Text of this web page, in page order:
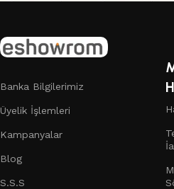
Banka Bilgilerimiz
Üyelik İşlemleri
Kampanyalar
Blog
S.S.S